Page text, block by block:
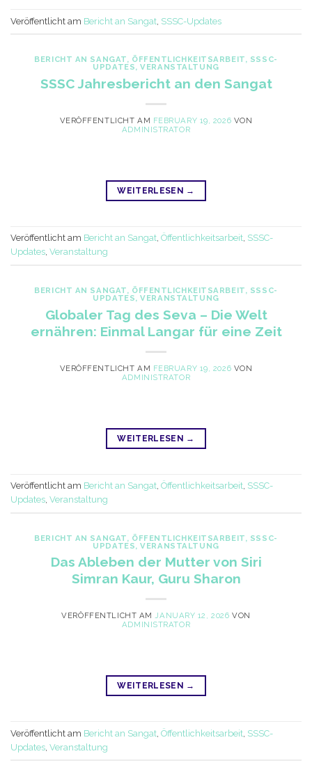
Veröffentlicht am Bericht an Sangat SSSC-Updates
BERICHT AN SANGAT, ÖFFENTLICHKEITSARBEIT, SSSC-
UPDATES,VERANSTALTUNG
SSSC Jahresbericht an den Sangat
VERÖFFENTLICHT AM FEBRUARY 19, 2026 VON
ADMINISTRATOR
WEITERLESEN →
Veröffentlicht am Bericht an Sangat, Öffentlichkeitsarbeit, SSSC-
Updates, Veranstaltung
BERICHT AN SANGAT, ÖFFENTLICHKEITSARBEIT, SSSC-
UPDATES,VERANSTALTUNG
Globaler Tag des Seva – Die Welt
ernähren: Einmal Langar für eine Zeit
VERÖFFENTLICHT AM FEBRUARY 19, 2026 VON
ADMINISTRATOR
WEITERLESEN →
Veröffentlicht am Bericht an Sangat Öffentlichkeitsarbeit SSSC-
Updates Veranstaltung
BERICHT AN SANGAT, ÖFFENTLICHKEITSARBEIT, SSSC-
UPDATES,VERANSTALTUNG
Das Ableben der Mutter von Siri
Simran Kaur, Guru Sharon
VERÖFFENTLICHT AMJANUARY 12, 2026 VON
ADMINISTRATOR
WEITERLESEN →
Veröffentlicht am Bericht an Sangat Öffentlichkeitsarbeit SSSC-
Updates Veranstaltung